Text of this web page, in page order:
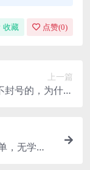
收藏 点赞(0)
上一篇
号的，为什么
，无学